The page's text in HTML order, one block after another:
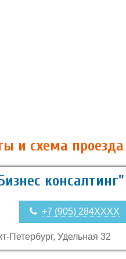
и схема проезда
консалтинг"
+7 (905) 284XXXX
Петербург, Удельная 32